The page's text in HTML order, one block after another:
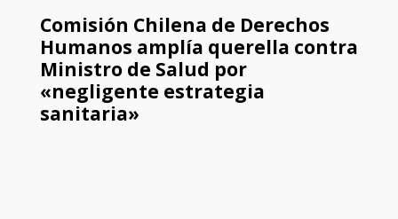
Comisión Chilena de Derechos
Humanos amplía querella contra
Ministro de Salud por
«negligente estrategia
sanitaria»